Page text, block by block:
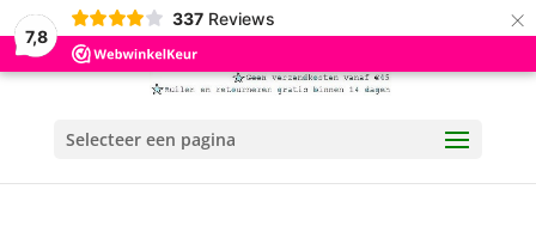
7,8
337 Reviews ×
Selecteer een pagina